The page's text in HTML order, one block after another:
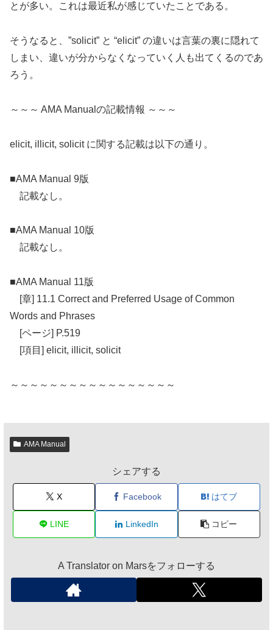
とが多い。これは最近私が感じていたことである。
そうなると、”solicit” と “elicit” の違いは言葉の裏に隠れて
しまい、違いが分からなくなっていく人も出てくるのであ
ろう。
～～～ AMA Manualの記載情報 ～～～
elicit, illicit, solicit に関する記載は以下の通り。
■AMA Manual 9版
記載なし。
■AMA Manual 10版
記載なし。
■AMA Manual 11版
[章] 11.1 Correct and Preferred Usage of Common
Words and Phrases
[ページ] P.519
[項目] elicit, illicit, solicit
～～～～～～～～～～～～～～～～～
AMA Manual
シェアする
X Facebook はてブ
LINE LinkedIn コピー
A Translator on Marsをフォローする